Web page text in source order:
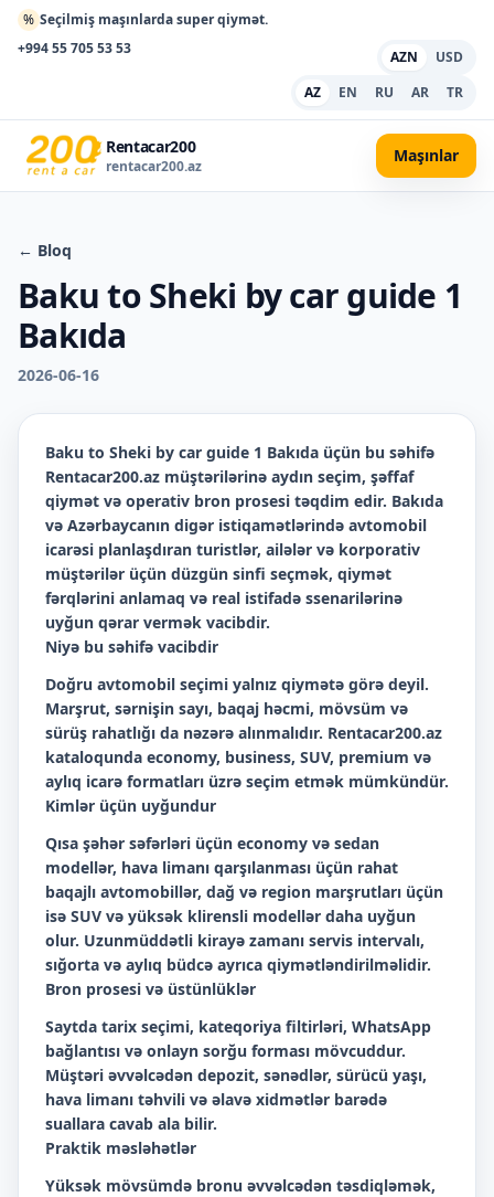
% Seçilmiş maşınlarda super qiymət.
+994 55 705 53 53
AZN
USD
AZ
EN RU AR TR
Rentacar200
rentacar200.az
Maşınlar
← Bloq
Baku to Sheki by car guide 1
Bakıda
2026-06-16
Baku to Sheki by car guide 1 Bakıda üçün bu səhifə
Rentacar200.az müştərilərinə aydın seçim, şəffaf
qiymət və operativ bron prosesi təqdim edir. Bakıda
və Azərbaycanın digər istiqamətlərində avtomobil
icarəsi planlaşdıran turistlər, ailələr və korporativ
müştərilər üçün düzgün sinfi seçmək, qiymət
fərqlərini anlamaq və real istifadə ssenarilərinə
uyğun qərar vermək vacibdir.
Niyə bu səhifə vacibdir
Doğru avtomobil seçimi yalnız qiymətə görə deyil.
Marşrut, sərnişin sayı, baqaj həcmi, mövsüm və
sürüş rahatlığı da nəzərə alınmalıdır. Rentacar200.az
kataloqunda economy, business, SUV, premium və
aylıq icarə formatları üzrə seçim etmək mümkündür.
Kimlər üçün uyğundur
Qısa şəhər səfərləri üçün economy və sedan
modellər, hava limanı qarşılanması üçün rahat
baqajlı avtomobillər, dağ və region marşrutları üçün
isə SUV və yüksək klirensli modellər daha uyğun
olur. Uzunmüddətli kirayə zamanı servis intervalı,
sığorta və aylıq büdcə ayrıca qiymətləndirilməlidir.
Bron prosesi və üstünlüklər
Saytda tarix seçimi, kateqoriya filtirləri, WhatsApp
bağlantısı və onlayn sorğu forması mövcuddur.
Müştəri əvvəlcədən depozit, sənədlər, sürücü yaşı,
hava limanı təhvili və əlavə xidmətlər barədə
suallara cavab ala bilir.
Praktik məsləhətlər
Yüksək mövsümdə bronu əvvəlcədən təsdiqləmək,